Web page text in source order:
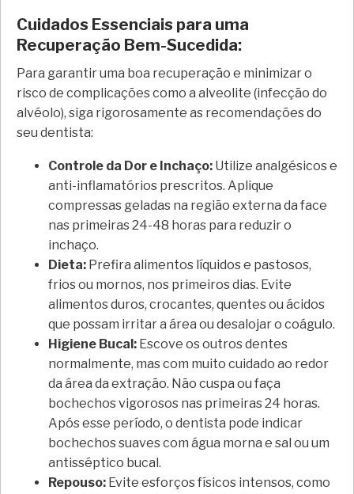
Cuidados Essenciais para uma
Recuperação Bem-Sucedida:
Para garantir uma boa recuperação e minimizar o
risco de complicações como a alveolite (infecção do
alvéolo), siga rigorosamente as recomendações do
seu dentista:
Controle da Dor e Inchaço: Utilize analgésicos e
anti-inflamatórios prescritos. Aplique
compressas geladas na região externa da face
nas primeiras 24-48 horas para reduzir o
inchaço.
Dieta: Prefira alimentos líquidos e pastosos,
frios ou mornos, nos primeiros dias. Evite
alimentos duros, crocantes, quentes ou ácidos
que possam irritar a área ou desalojar o coágulo.
Higiene Bucal: Escove os outros dentes
normalmente, mas com muito cuidado ao redor
da área da extração. Não cuspa ou faça
bochechos vigorosos nas primeiras 24 horas.
Após esse período, o dentista pode indicar
bochechos suaves com água morna e sal ou um
antisséptico bucal.
Repouso: Evite esforços físicos intensos, como